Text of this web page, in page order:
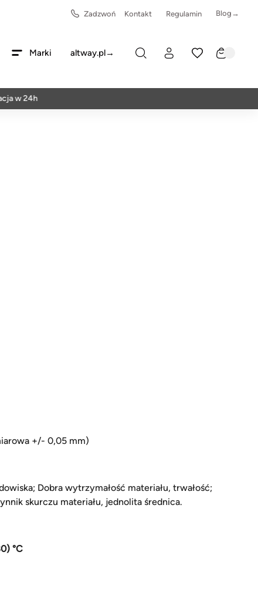
Zadzwoń Kontakt Regulamin Blog→
Marki altway.pl→
24h
+/- 0,05 mm)
Dobra wytrzymałość materiału, trwałość;
skurczu materiału, jednolita średnica.
°C